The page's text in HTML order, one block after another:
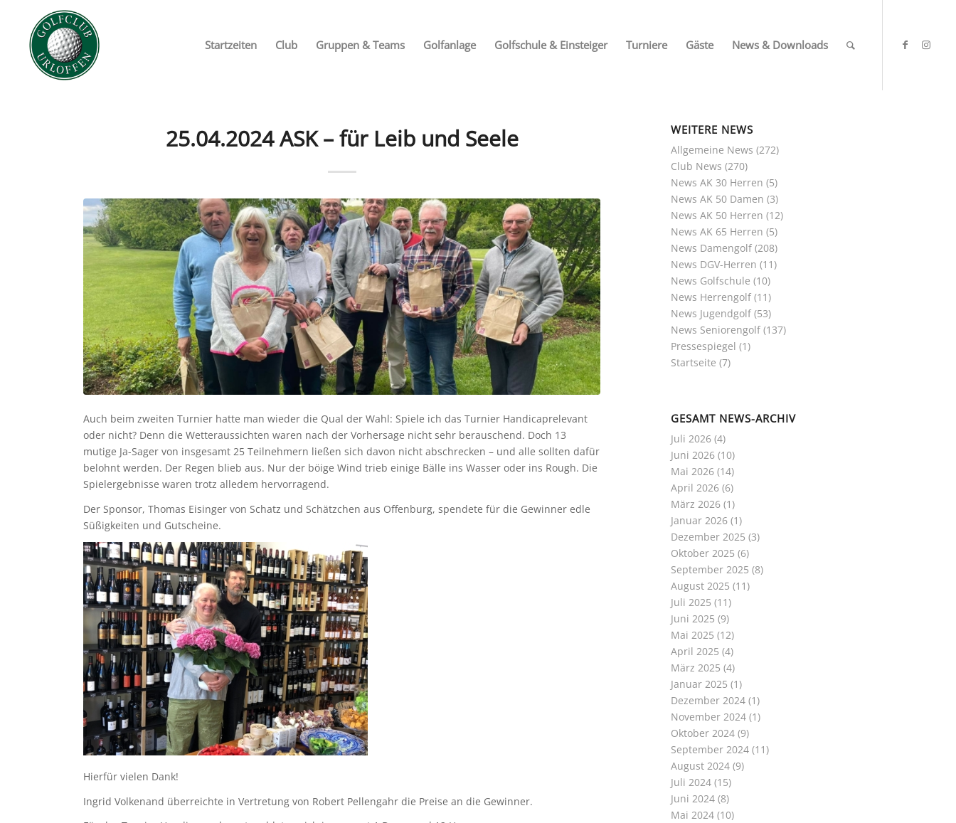
Startzeiten Club Gruppen & Teams Golfanlage Golfschule & Einsteiger Turniere Gäste News & Downloads
25.04.2024 ASK – für Leib und Seele
Auch beim zweiten Turnier hatte man wieder die Qual der Wahl: Spiele ich das Turnier Handicaprelevant
oder nicht? Denn die Wetteraussichten waren nach der Vorhersage nicht sehr berauschend. Doch 13
mutige Ja-Sager von insgesamt 25 Teilnehmern ließen sich davon nicht abschrecken – und alle sollten dafür
belohnt werden. Der Regen blieb aus. Nur der böige Wind trieb einige Bälle ins Wasser oder ins Rough. Die
Spielergebnisse waren trotz alledem hervorragend.
Der Sponsor, Thomas Eisinger von Schatz und Schätzchen aus Offenburg, spendete für die Gewinner edle
Süßigkeiten und Gutscheine.
Hierfür vielen Dank!
Ingrid Volkenand überreichte in Vertretung von Robert Pellengahr die Preise an die Gewinner.
WEITERE NEWS
Allgemeine News (272)
Club News (270)
News AK 30 Herren (5)
News AK 50 Damen (3)
News AK 50 Herren (12)
News AK 65 Herren (5)
News Damengolf(208)
News DGV-Herren (11)
News Golfschule (10)
News Herrengolf(11)
News Jugendgolf(53)
News Seniorengolf(137)
Pressespiegel (1)
Startseite (7)
GESAMT NEWS-ARCHIV
Juli 2026(4)
Juni 2026(10)
Mai 2026(14)
April 2026(6)
März 2026(1)
Januar 2026(1)
Dezember 2025 (3)
Oktober 2025 (6)
September 2025 (8)
August 2025 (11)
Juli 2025 (11)
Juni 2025 (9)
Mai 2025 (12)
April 2025 (4)
März 2025 (4)
Januar 2025 (1)
Dezember 2024(1)
November 2024(1)
Oktober 2024(9)
September 2024(11)
August 2024(9)
Juli 2024(15)
Juni 2024(8)
Mai 2024(10)